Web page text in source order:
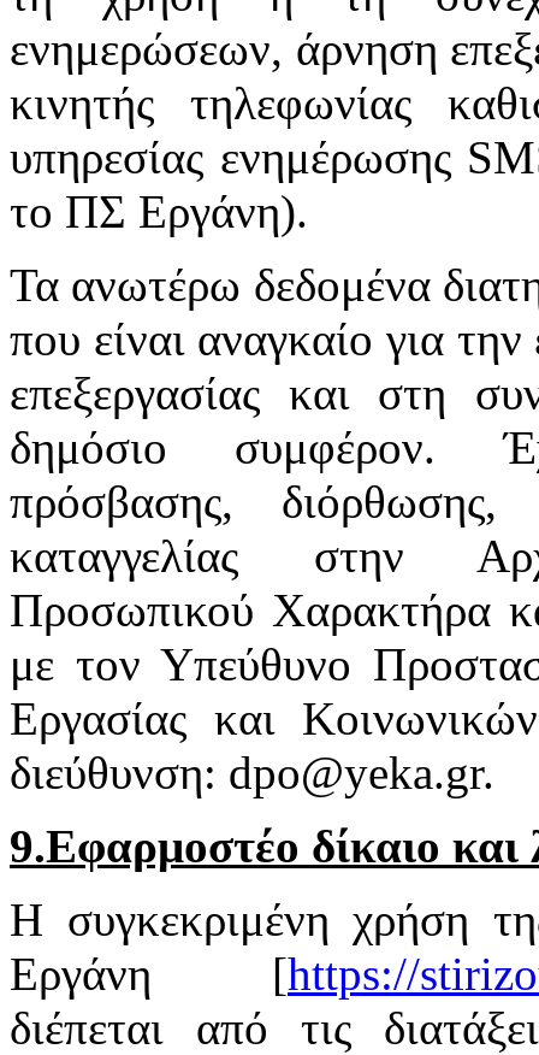
ενημερώσεων, άρνηση
κινητής τηλεφωνίας
υπηρεσίας ενημέρωσης
το ΠΣ Εργάνη).
Τα ανωτέρω δεδομένα
που είναι αναγκαίο για
επεξεργασίας και στη
δημόσιο συμφέρον.
πρόσβασης, διόρθωσης,
καταγγελίας στην
Προσωπικού Χαρακτήρα
με τον Υπεύθυνο
Εργασίας και
διεύθυνση: dpo@yeka.gr.
9.Εφαρμοστέο δίκαιο και
Η συγκεκριμένη χρήση
Εργάνη [https://
διέπεται από τις